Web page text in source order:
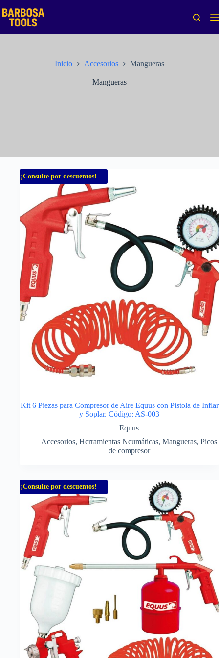
al
contenido
Inicio Accesorios Mangueras
Mangueras
¡Consulte por descuentos!
Kit 6 Piezas para Compresor de Aire Equus con Pistola de Inflar
y Soplar. Código: AS-003
Equus
Accesorios, Herramientas Neumáticas, Mangueras, Picos
de compresor
¡Consulte por descuentos!